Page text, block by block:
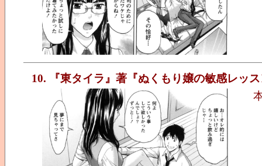
10. 『東タイラ』著『ぬくもり嬢の敏感レッ